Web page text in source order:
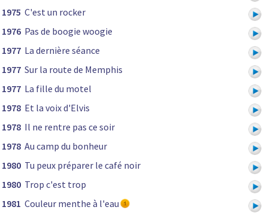
1975 C'est un rocker
1976 Pas de boogie woogie
1977 La dernière séance
1977 Sur la route de Memphis
1977 La fille du motel
1978 Et la voix d'Elvis
1978 Il ne rentre pas ce soir
1978 Au camp du bonheur
1980 Tu peux préparer le café noir
1980 Trop c'est trop
1981 Couleur menthe à l'eau